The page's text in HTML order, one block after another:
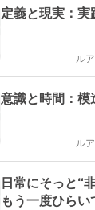
定義と現実：
ル
意識と時間：
ル
日常にそっと“
もう一度ひらい